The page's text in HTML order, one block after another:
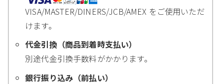
VISA/MASTER/DINERS/JCB/AMEX をご使用いただ
けます。
代金引換（商品到着時支払い）
別途代金引換手数料がかかります。
銀行振り込み（前払い）